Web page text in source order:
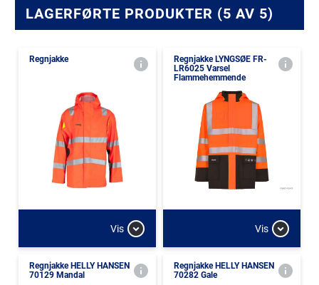
LAGERFØRTE PRODUKTER (5 AV 5)
Regnjakke
Vis
Regnjakke LYNGSØE FR-
LR6025 Varsel
Flammehemmende
Vis
Regnjakke HELLY HANSEN
70129 Mandal
Regnjakke HELLY HANSEN
70282 Gale